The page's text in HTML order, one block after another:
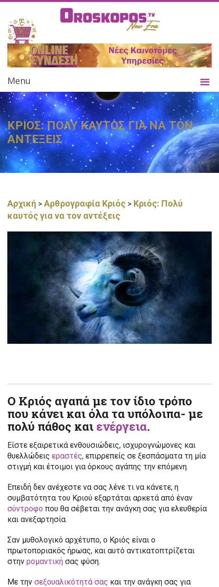
Menu
ΚΡΙΟΣ: ΠΟΛΥ ΚΑΥΤΟΣ ΓΙΑ ΝΑ ΤΟΝ
ΑΝΤΕΞΕΙΣ
Αρχική > Αρθρογραφία Κριός > Κριός: Πολύ
καυτός για να τον αντέξεις
Ο Κριός αγαπά με τον ίδιο τρόπο
που κάνει και όλα τα υπόλοιπα- με
πολύ πάθος και ενέργεια.
Είστε εξαιρετικά ενθουσιώδεις, ισχυρογνώμονες και
θυελλώδεις εραστές, επιρρεπείς σε ξεσπάσματα τη μία
στιγμή και έτοιμοι για όρκους αγάπης την επόμενη.
Επειδή δεν ανέχεστε να σας λένε τι να κάνετε, η
συμβατότητα του Κριού εξαρτάται αρκετά από έναν
σύντροφο που θα σέβεται την ανάγκη σας για ελευθερία
και ανεξαρτησία.
Σαν μυθολογικό αρχέτυπο, ο Κριός είναι ο
πρωτοποριακός ήρωας, και αυτό αντικατοπτρίζεται
στην ρομαντική σας φύση.
Με την σεξουαλικότητά σας και την ανάγκη σας για